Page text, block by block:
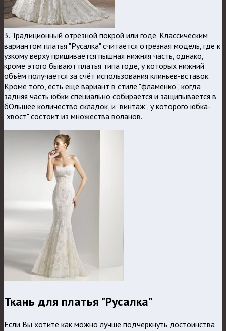
3. Традиционный отрезной покрой или годе. Классическим
вариантом платья "Русалка" считается отрезная модель, где к
узкому верху пришивается пышная нижняя часть, однако,
кроме этого бывают платья типа годе, у которых нижний
объём получается за счёт использования клиньев-вставок.
Кроме того, есть ещё вариант в стиле "фламенко", когда
задняя часть юбки специально собирается и защипывается в
бОльшее количество складок, и "винтаж", у которого юбка-
"хвост" состоит из множества воланов.
Ткань для платья "Русалка"
Если Вы хотите как можно лучше подчеркнуть достоинства